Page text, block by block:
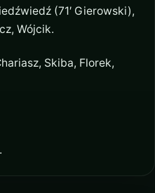
(71′ Gierowski),
Wójcik.
Skiba, Florek,